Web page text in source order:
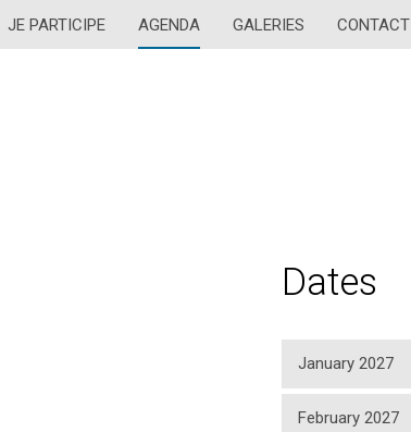
JE PARTICIPE AGENDA GALERIES CONTACT
Dates
January 2027
February 2027